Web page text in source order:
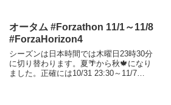
オータム #Forzathon 11/1～11/8
#ForzaHorizon4
シーズンは日本時間では木曜日23時30分
に切り替わります。夏🌴から秋🍁になり
ました。正確には10/31 23:30～11/7